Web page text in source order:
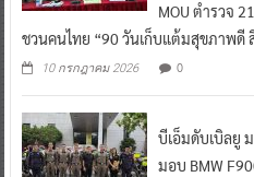
MOU ตำรวจ
ชวนคนไทย “90 วันเก็บแต้มสุขภาพดี
10 กรกฎาคม 2026 0
บีเอ็มดับเบิลยู
มอบ BMW